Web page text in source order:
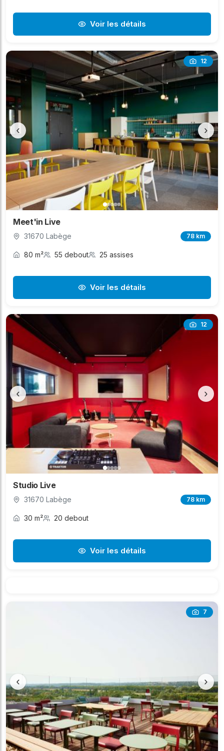
Voir les détails
12
‹ ›
Meet'in Live
31670 Labège 78 km
80 m² 55 debout 25 assises
Voir les détails
12
‹ ›
Studio Live
31670 Labège 78 km
30 m² 20 debout
Voir les détails
7
‹ ›